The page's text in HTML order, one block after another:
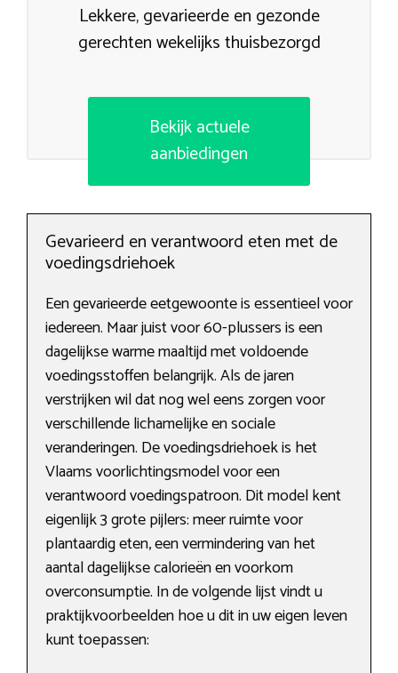
Lekkere, gevarieerde en gezonde
gerechten wekelijks thuisbezorgd
Bekijk actuele
aanbiedingen
Gevarieerd en verantwoord eten met de
voedingsdriehoek
Een gevarieerde eetgewoonte is essentieel voor
iedereen. Maar juist voor 60-plussers is een
dagelijkse warme maaltijd met voldoende
voedingsstoffen belangrijk. Als de jaren
verstrijken wil dat nog wel eens zorgen voor
verschillende lichamelijke en sociale
veranderingen. De voedingsdriehoek is het
Vlaams voorlichtingsmodel voor een
verantwoord voedingspatroon. Dit model kent
eigenlijk 3 grote pijlers: meer ruimte voor
plantaardig eten, een vermindering van het
aantal dagelijkse calorieën en voorkom
overconsumptie. In de volgende lijst vindt u
praktijkvoorbeelden hoe u dit in uw eigen leven
kunt toepassen: